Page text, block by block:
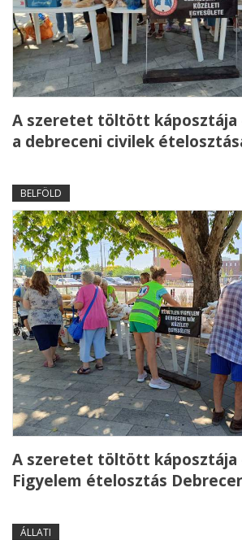
A szeretet töltött káposztája
a debreceni civilek
BELFÖLD
A szeretet töltött káposztája
Figyelem ételosztás
ÁLLATI